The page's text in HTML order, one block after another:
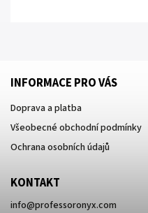
INFORMACE PRO VÁS
Doprava a platba
Všeobecné obchodní podmínky
Ochrana osobních údajů
KONTAKT
info@professoronyx.com